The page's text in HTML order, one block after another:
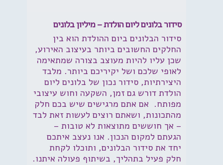
סידור בלונים ליום הולדת – מיליון בלונים
סידור הבלונים ביום ההולדת הוא בין
החלקים החשובים ביותר בעיצוב האירוע,
שכן עליו להיות מעוצב בצורה שמתאימה
לאופי שלכם ושל יקיריכם ביותר. מלבד
היצירתיות, סידור נכון של בלונים ליום
הולדת דורש גם זמן, השקעה וחוש עיצובי
מפותח. אם אתם מרגישים שיש בכם חלק
מהתכונות, ושאתם רוצים לעשות זאת לבד
– אך חוששים מתוצאות לא טובות –
הגעתם למקום הנכון. אנו נעצב איתכם
יחד את סידור הבלונים, ותוכלו לקחת
חלק פעיל בתהליך, בשיתוף פעולה איתנו.